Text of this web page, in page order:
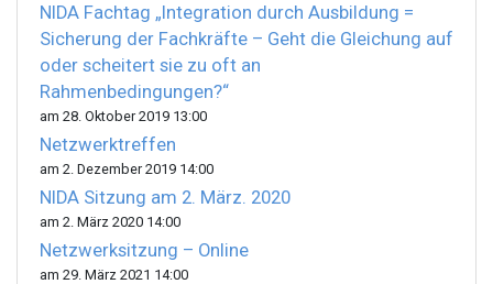
NIDA Fachtag „Integration durch Ausbildung =
Sicherung der Fachkräfte – Geht die Gleichung auf
oder scheitert sie zu oft an
Rahmenbedingungen?“
am 28. Oktober 2019 13:00
Netzwerktreffen
am 2. Dezember 2019 14:00
NIDA Sitzung am 2. März. 2020
am 2. März 2020 14:00
Netzwerksitzung – Online
am 29. März 2021 14:00